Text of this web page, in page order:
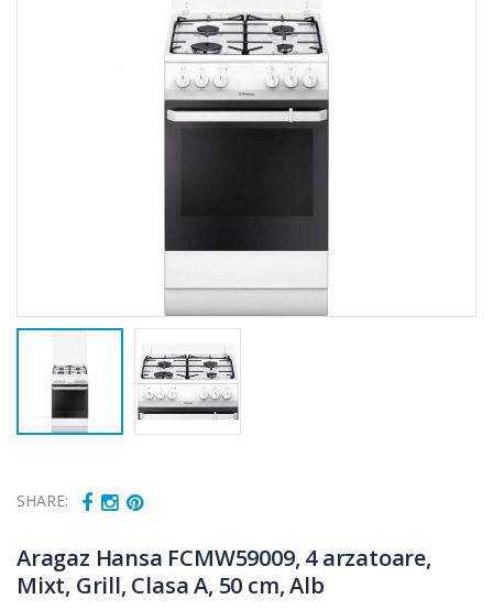
SHARE:
Aragaz Hansa FCMW59009, 4 arzatoare,
Mixt, Grill, Clasa A, 50 cm, Alb